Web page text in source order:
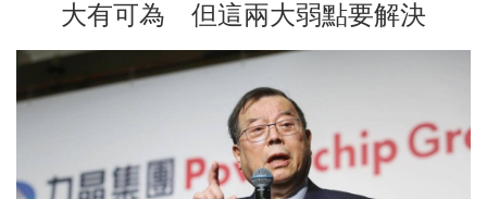
大有可為 但這兩大弱點要解決